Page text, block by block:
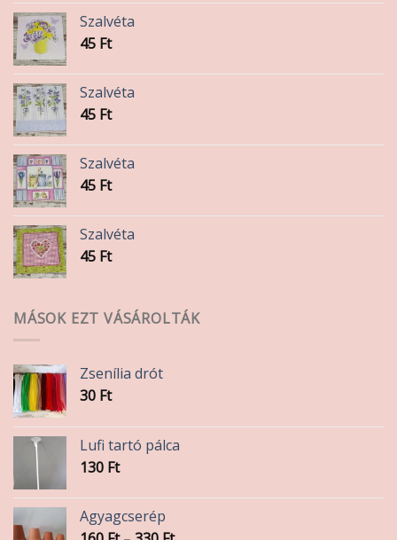
Szalvéta
45 Ft
Szalvéta
45 Ft
Szalvéta
45 Ft
Szalvéta
45 Ft
MÁSOK EZT VÁSÁROLTÁK
Zsenília drót
30 Ft
Lufi tartó pálca
130 Ft
Agyagcserép